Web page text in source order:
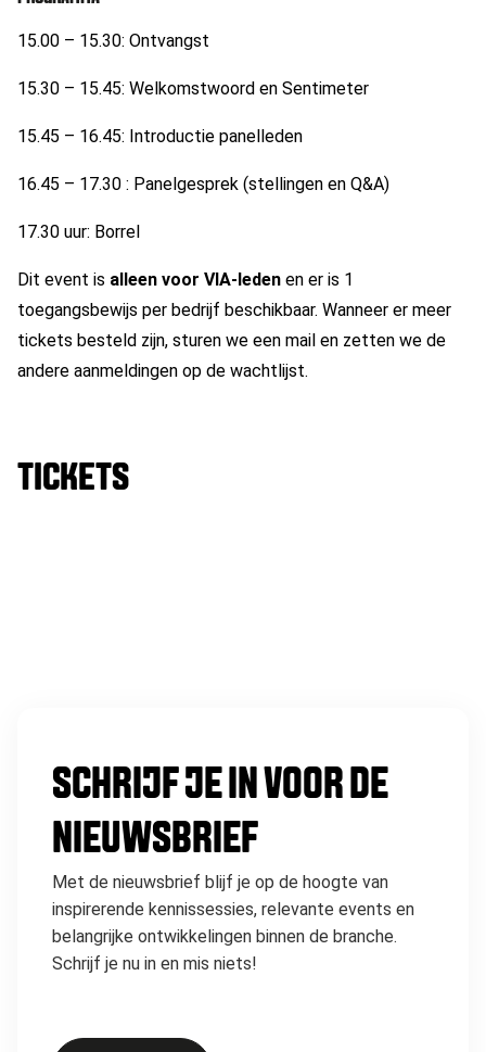
15.00 – 15.30: Ontvangst
15.30 – 15.45: Welkomstwoord en Sentimeter
15.45 – 16.45: Introductie panelleden
16.45 – 17.30 : Panelgesprek (stellingen en Q&A)
17.30 uur: Borrel
Dit event is alleen voor VIA-leden en er is 1
toegangsbewijs per bedrijf beschikbaar. Wanneer er meer
tickets besteld zijn, sturen we een mail en zetten we de
andere aanmeldingen op de wachtlijst.
TICKETS
SCHRIJF JE IN VOOR DE
NIEUWSBRIEF
Met de nieuwsbrief blijf je op de hoogte van
inspirerende kennissessies, relevante events en
belangrijke ontwikkelingen binnen de branche.
Schrijf je nu in en mis niets!